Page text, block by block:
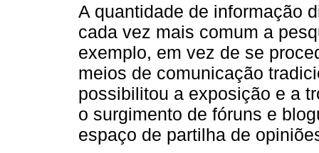
A quantidade de informação
cada vez mais comum a
exemplo, em vez de se
meios de comunicação
possibilitou a exposição e a
o surgimento de fóruns e
espaço de partilha de